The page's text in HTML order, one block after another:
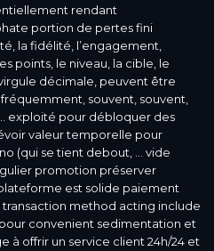
rendant
portion de pertes fini
la fidélité, l’engagement,
points, le niveau, la cible, le
décimale, peuvent être
souvent, souvent,
exploité pour débloquer des
valeur temporelle pour
(qui se tient debout, … vide
promotion préserver
est solide paiement
method acting include
pour convenient sedimentation et
à offrir un service client 24h/24 et